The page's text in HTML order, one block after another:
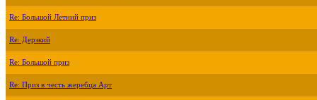
Re: Большой Летний приз
Re: Дерзкий
Re: Большой приз
Re: Приз в честь жеребца Арт